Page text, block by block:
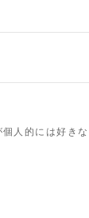
人的には好きな